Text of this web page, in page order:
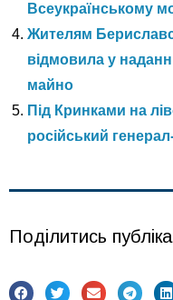
Всеукраїнському
Жителям
відмовила у
майно
Під Кринками на
російський
Поділитись